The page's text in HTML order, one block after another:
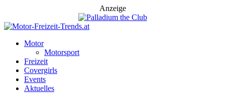
Anzeige
Motor
Motorsport
Freizeit
Covergirls
Events
Aktuelles